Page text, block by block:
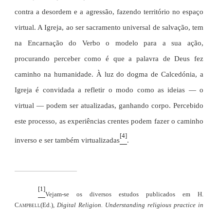
contra a desordem e a agressão, fazendo território no espaço
virtual. A Igreja, ao ser sacramento universal de salvação, tem
na Encarnação do Verbo o modelo para a sua ação,
procurando perceber como é que a palavra de Deus fez
caminho na humanidade. À luz do dogma de Calcedónia, a
Igreja é convidada a refletir o modo como as ideias — o
virtual — podem ser atualizadas, ganhando corpo. Percebido
este processo, as experiências crentes podem fazer o caminho
inverso e ser também virtualizadas
[4]
.
[1]
Vejam-se os diversos estudos publicados em H.
Campbell(Ed.), Digital Religion. Understanding religious practice in